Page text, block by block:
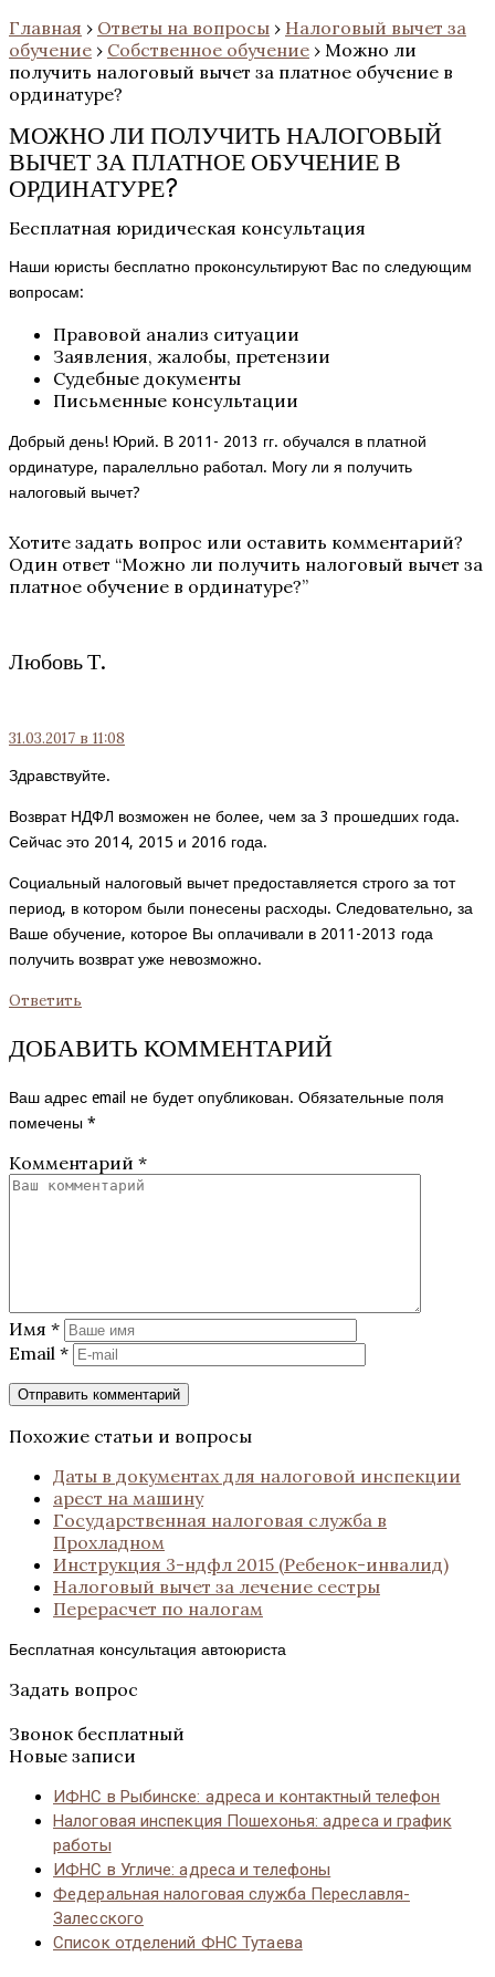
Главная › Ответы на вопросы › Налоговый вычет за
обучение › Собственное обучение › Можно ли
получить налоговый вычет за платное обучение в
ординатуре?
МОЖНО ЛИ ПОЛУЧИТЬ НАЛОГОВЫЙ
ВЫЧЕТ ЗА ПЛАТНОЕ ОБУЧЕНИЕ В
ОРДИНАТУРЕ?
Бесплатная юридическая консультация
Наши юристы бесплатно проконсультируют Вас по следующим
вопросам:
Правовой анализ ситуации
Заявления, жалобы, претензии
Судебные документы
Письменные консультации
Добрый день! Юрий. В 2011- 2013 гг. обучался в платной
ординатуре, паралелльно работал. Могу ли я получить
налоговый вычет?
Хотите задать вопрос или оставить комментарий?
Один ответ “Можно ли получить налоговый вычет за
платное обучение в ординатуре?”
Любовь Т.
31.03.2017 в 11:08
Здравствуйте.
Возврат НДФЛ возможен не более, чем за 3 прошедших года.
Сейчас это 2014, 2015 и 2016 года.
Социальный налоговый вычет предоставляется строго за тот
период, в котором были понесены расходы. Следовательно, за
Ваше обучение, которое Вы оплачивали в 2011-2013 года
получить возврат уже невозможно.
Ответить
ДОБАВИТЬ КОММЕНТАРИЙ
Ваш адрес email не будет опубликован. Обязательные поля
помечены *
Комментарий *
Имя *
Email *
Похожие статьи и вопросы
Даты в документах для налоговой инспекции
арест на машину
Государственная налоговая служба в
Прохладном
Инструкция 3-ндфл 2015 (Ребенок-инвалид)
Налоговый вычет за лечение сестры
Перерасчет по налогам
Бесплатная консультация автоюриста
Задать вопрос
Звонок бесплатный
Новые записи
ИФНС в Рыбинске: адреса и контактный телефон
Налоговая инспекция Пошехонья: адреса и график
работы
ИФНС в Угличе: адреса и телефоны
Федеральная налоговая служба Переславля-
Залесского
Список отделений ФНС Тутаева